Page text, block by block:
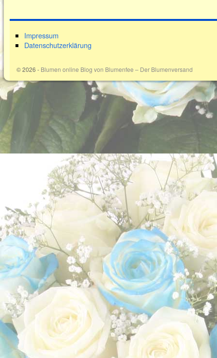
Impressum
Datenschutzerklärung
© 2026 - Blumen online Blog von Blumenfee – Der Blumenversand